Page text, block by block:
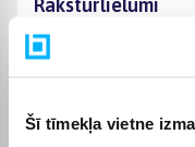
Šī tīmekļa vietne
Raksturlielumi
Ražotājs
Komplektēšanas